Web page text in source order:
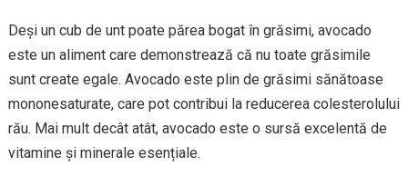
Deși un cub de unt poate părea bogat în grăsimi, avocado
este un aliment care demonstrează că nu toate grăsimile
sunt create egale. Avocado este plin de grăsimi sănătoase
mononesaturate, care pot contribui la reducerea colesterolului
rău. Mai mult decât atât, avocado este o sursă excelentă de
vitamine și minerale esențiale.